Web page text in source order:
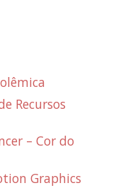
Recursos
– Cor do
Graphics